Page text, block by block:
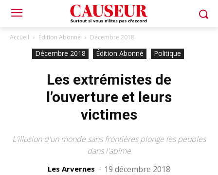
Accueil Édition Abonné Décembre 2018
Décembre 2018 Édition Abonné Politique
Les extrémistes de
l’ouverture et leurs
victimes
L'illusion d'un monde sans frontières plonge les peuples
dans l'abîme
Les Arvernes - 19 décembre 2018